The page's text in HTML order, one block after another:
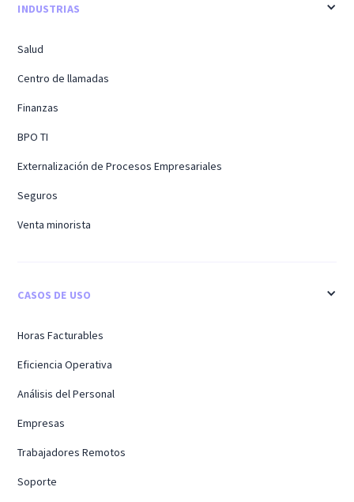
INDUSTRIAS
Salud
Centro de llamadas
Finanzas
BPO TI
Externalización de Procesos Empresariales
Seguros
Venta minorista
CASOS DE USO
Horas Facturables
Eficiencia Operativa
Análisis del Personal
Empresas
Trabajadores Remotos
Soporte